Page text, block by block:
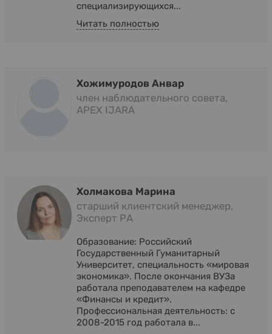
специализирующихся...
Читать полностью
Хожимуродов Анвар
член наблюдательного совета,
APEX IJARA
Холмакова Марина
старший клиентский менеджер,
Эксперт РА
Образование: Российский
Государственный Гуманитарный
Университет, специальность «мировая
экономика». После окончания ВУЗа
работала преподавателем на кафедре
«Финансы и кредит».
Профессиональная деятельность: с
2008-2015 год работала в...